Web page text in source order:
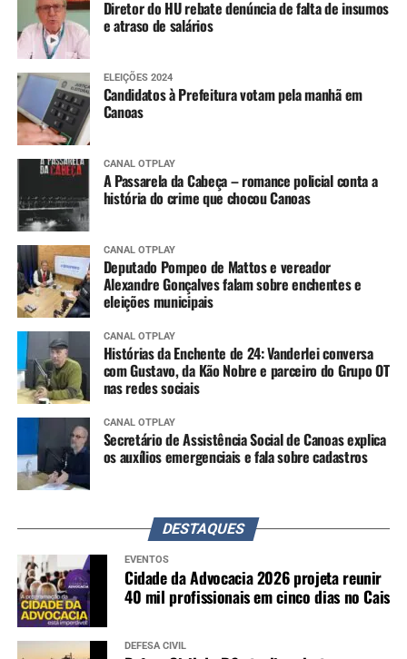
Diretor do HU rebate denúncia de falta de insumos
e atraso de salários
ELEIÇÕES 2024
Candidatos à Prefeitura votam pela manhã em
Canoas
CANAL OTPLAY
A Passarela da Cabeça – romance policial conta a
história do crime que chocou Canoas
CANAL OTPLAY
Deputado Pompeo de Mattos e vereador
Alexandre Gonçalves falam sobre enchentes e
eleições municipais
CANAL OTPLAY
Histórias da Enchente de 24: Vanderlei conversa
com Gustavo, da Kão Nobre e parceiro do Grupo OT
nas redes sociais
CANAL OTPLAY
Secretário de Assistência Social de Canoas explica
os auxílios emergenciais e fala sobre cadastros
DESTAQUES
EVENTOS
Cidade da Advocacia 2026 projeta reunir
40 mil profissionais em cinco dias no Cais
DEFESA CIVIL